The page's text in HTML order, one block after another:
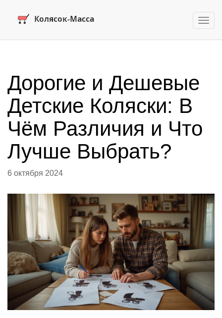
Дорогие и Дешевые
Детские Коляски: В
Чём Различия и Что
Лучше Выбрать?
6 октября 2024